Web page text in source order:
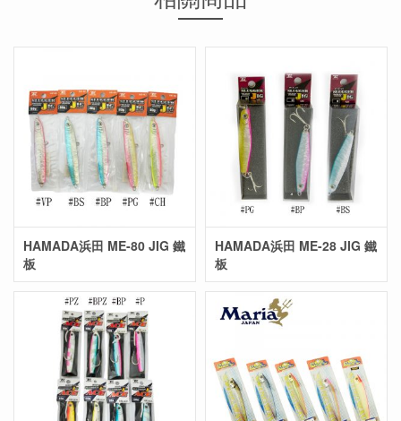
HAMADA浜田 ME-80 JIG 鐵
板
HAMADA浜田 ME-28 JIG 鐵
板